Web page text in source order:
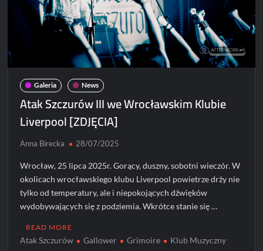
Galeria News
Atak Szczurów III we Wrocławskim Klubie
Liverpool [ZDJĘCIA]
Anna Birecka 28/07/2025
Wrocław, 25 lipca 2025r. Gorący, duszny, sobotni wieczór. W
okolicach wrocławskiego klubu Liverpool powietrze drży nie
tylko od temperatury, ale i niepokojących dźwięków
wydobywających się z podziemia. Wkrótce stanie się …
READ MORE
Atak Szczurów Gallower Grimoire
Klub Muzyczny